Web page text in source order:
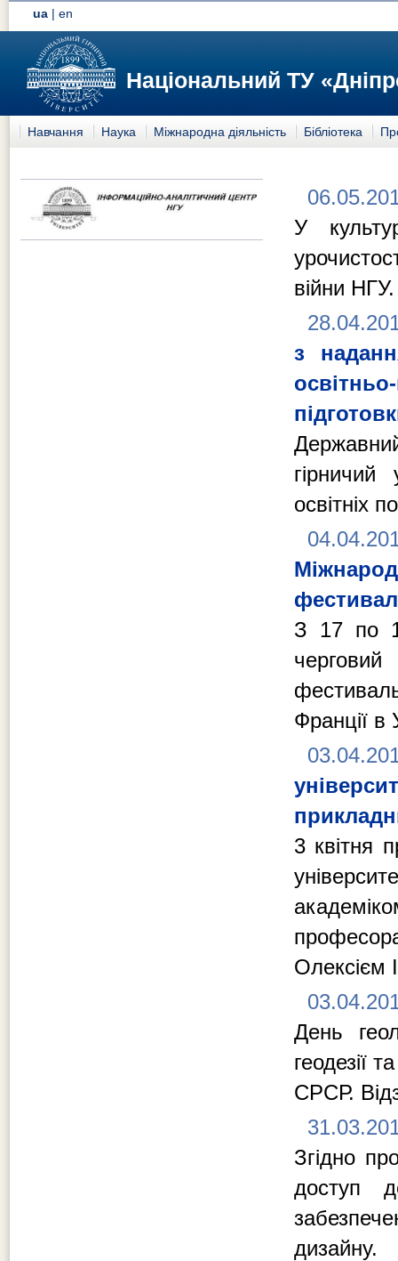
ua |en
Національний ТУ
Навчання Наука Міжнародна діяльність Бібліотека
У
війни НГУ.
з
гірничий
освітніх
З 17 по
Франції в
3 квітня
Олексієм
День
геодезії
СРСР.
Згідно
доступ
дизайну.